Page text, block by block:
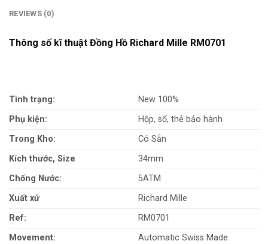
REVIEWS (0)
Thông số kĩ thuật Đồng Hồ Richard Mille RM0701
Tình trạng:
New 100%
Phụ kiện:
Hộp, sổ, thẻ bảo hành
Trong Kho:
Có Sẵn
Kích thước, Size
34mm
Chống Nước:
5ATM
Xuất xứ
Richard Mille
Ref:
RM0701
Movement:
Automatic Swiss Made